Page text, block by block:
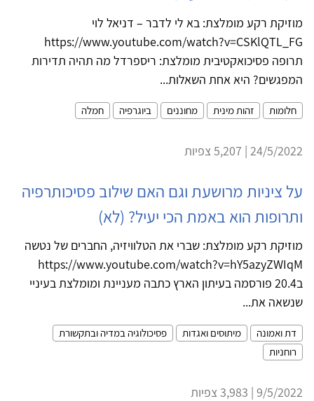
מוזיקת רקע מומלצת: בא לי לדבר – דניאל לוי
https://www.youtube.com/watch?v=CSKlQTL_FG
תרופה פסיכואקטיבית מומלצת: ריספרדל מה תהיה תדירות
המפגשים? היא אחת השאלות...
חלומות זהות מינית מחוננים ביוגרפיה חמלה
24/5/2022 | 5,207 צפיות
על ציניות מרושעת וגם האם שילוב פסיכותרפיה
ותרופות הוא באמת הכי יעיל? (לא)
מוזיקת רקע מומלצת: שברי את הטלוויזיה, החברים של נטשה
https://www.youtube.com/watch?v=hY5azyZWIqM
ב20.4 פורסמה בעיתון הארץ כתבה מעניינת ומומלצת בעיניי
שנשאה את...
דת ואמונה מיתוסים ואגדות
פסיכולוגיה במדיה ובתקשורת
רוחניות
9/5/2022 | 3,983 צפיות